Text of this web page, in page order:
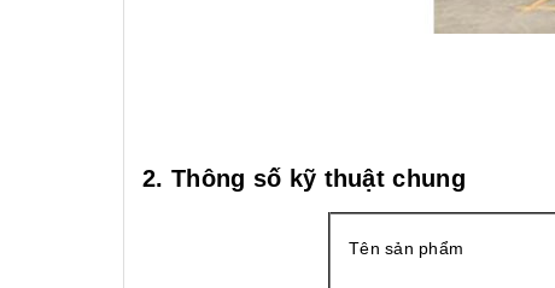
2. Thông số kỹ thuật chung
Tên sản phẩm